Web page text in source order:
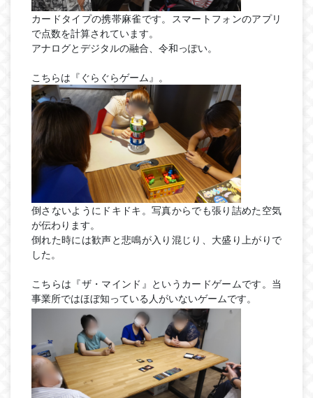
カードタイプの携帯麻雀です。スマートフォンのアプリ
で点数を計算されています。
アナログとデジタルの融合、令和っぽい。
こちらは『ぐらぐらゲーム』。
倒さないようにドキドキ。写真からでも張り詰めた空気
が伝わります。
倒れた時には歓声と悲鳴が入り混じり、大盛り上がりで
した。
こちらは『ザ・マインド』というカードゲームです。当
事業所ではほぼ知っている人がいないゲームです。